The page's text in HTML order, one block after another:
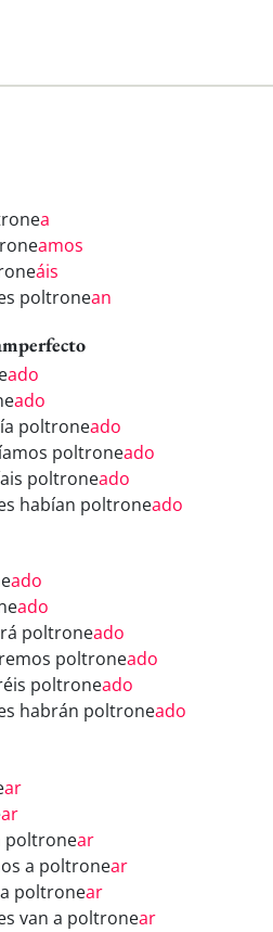
a
amos
áis
poltronean
ado
ado
poltroneado
poltroneado
poltroneado
habían poltroneado
ado
ado
poltroneado
poltroneado
poltroneado
habrán poltroneado
ar
ar
poltronear
a poltronear
poltronear
van a poltronear